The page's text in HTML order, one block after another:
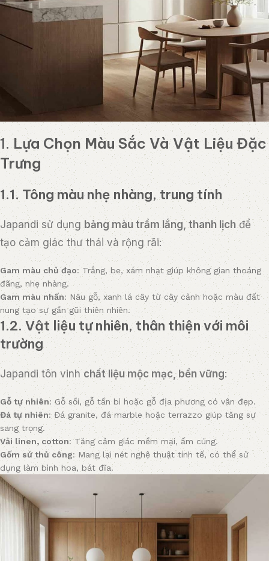
1.Lựa Chọn Màu Sắc Và Vật Liệu Đặc
Trưng
1.1. Tông màu nhẹ nhàng, trung tính
Japandi sử dụngbảng màu trầm lắng, thanh lịchđể
tạo cảm giác thư thái và rộng rãi:
Gam màu chủ đạo: Trắng, be, xám nhạt giúp không gian thoáng
đãng, nhẹ nhàng.
Gam màu nhấn: Nâu gỗ, xanh lá cây từ cây cảnh hoặc màu đất
nung tạo sự gần gũi thiên nhiên.
1.2. Vật liệu tự nhiên, thân thiện với môi
trường
Japandi tôn vinhchất liệu mộc mạc, bền vững:
Gỗ tự nhiên: Gỗ sồi, gỗ tần bì hoặc gỗ địa phương có vân đẹp.
Đá tự nhiên: Đá granite, đá marble hoặc terrazzo giúp tăng sự
sang trọng.
Vải linen, cotton: Tăng cảm giác mềm mại, ấm cúng.
Gốm sứ thủ công: Mang lại nét nghệ thuật tinh tế, có thể sử
dụng làm bình hoa, bát đĩa.